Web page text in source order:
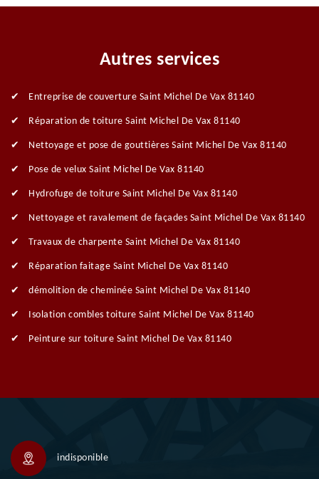
Autres services
Entreprise de couverture Saint Michel De Vax 81140
Réparation de toiture Saint Michel De Vax 81140
Nettoyage et pose de gouttières Saint Michel De Vax 81140
Pose de velux Saint Michel De Vax 81140
Hydrofuge de toiture Saint Michel De Vax 81140
Nettoyage et ravalement de façades Saint Michel De Vax 81140
Travaux de charpente Saint Michel De Vax 81140
Réparation faitage Saint Michel De Vax 81140
démolition de cheminée Saint Michel De Vax 81140
Isolation combles toiture Saint Michel De Vax 81140
Peinture sur toiture Saint Michel De Vax 81140
indisponible